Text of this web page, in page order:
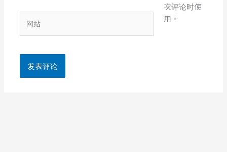
箱
站
次评论时使
用。